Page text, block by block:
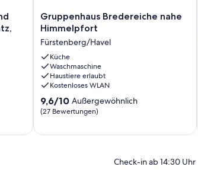
Gruppenhaus
Bredereiche
Himmelpfort
Fürstenberg/Havel
Gruppenhaus Bredereiche nahe
Himmelpfort
Fürstenberg/Havel
Küche
Waschmaschine
Haustiere erlaubt
Kostenloses WLAN
9.6
von
Außergewöhnlich,
9,6/10 Außergewöhnlich
(27 Bewertungen)
Check-in ab 14:30 Uhr